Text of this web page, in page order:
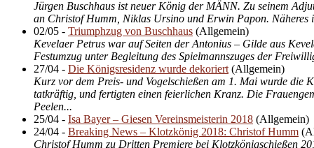
Jürgen Buschhaus ist neuer König der MÄNN. Zu seinem
an Christof Humm, Niklas Ursino und Erwin Papon. Näheres
02/05 - Triumphzug von Buschhaus (Allgemein)
Kevelaer Petrus war auf Seiten der Antonius – Gilde aus
Festumzug unter Begleitung des Spielmannszuges der
27/04 - Die Königsresidenz wurde dekoriert (Allgemein)
Kurz vor dem Preis- und Vogelschießen am 1. Mai wurde die
tatkräftig, und fertigten einen feierlichen Kranz. Die
Peelen...
25/04 - Isa Bayer – Giesen Vereinsmeisterin 2018 (Allgemein)
24/04 - Breaking News – Klotzkönig 2018: Christof Humm (
Christof Humm zu Dritten Premiere bei Klotzkönigschießen